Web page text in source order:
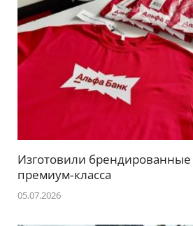
Изготовили брендированные
премиум‑класса
05.07.2026